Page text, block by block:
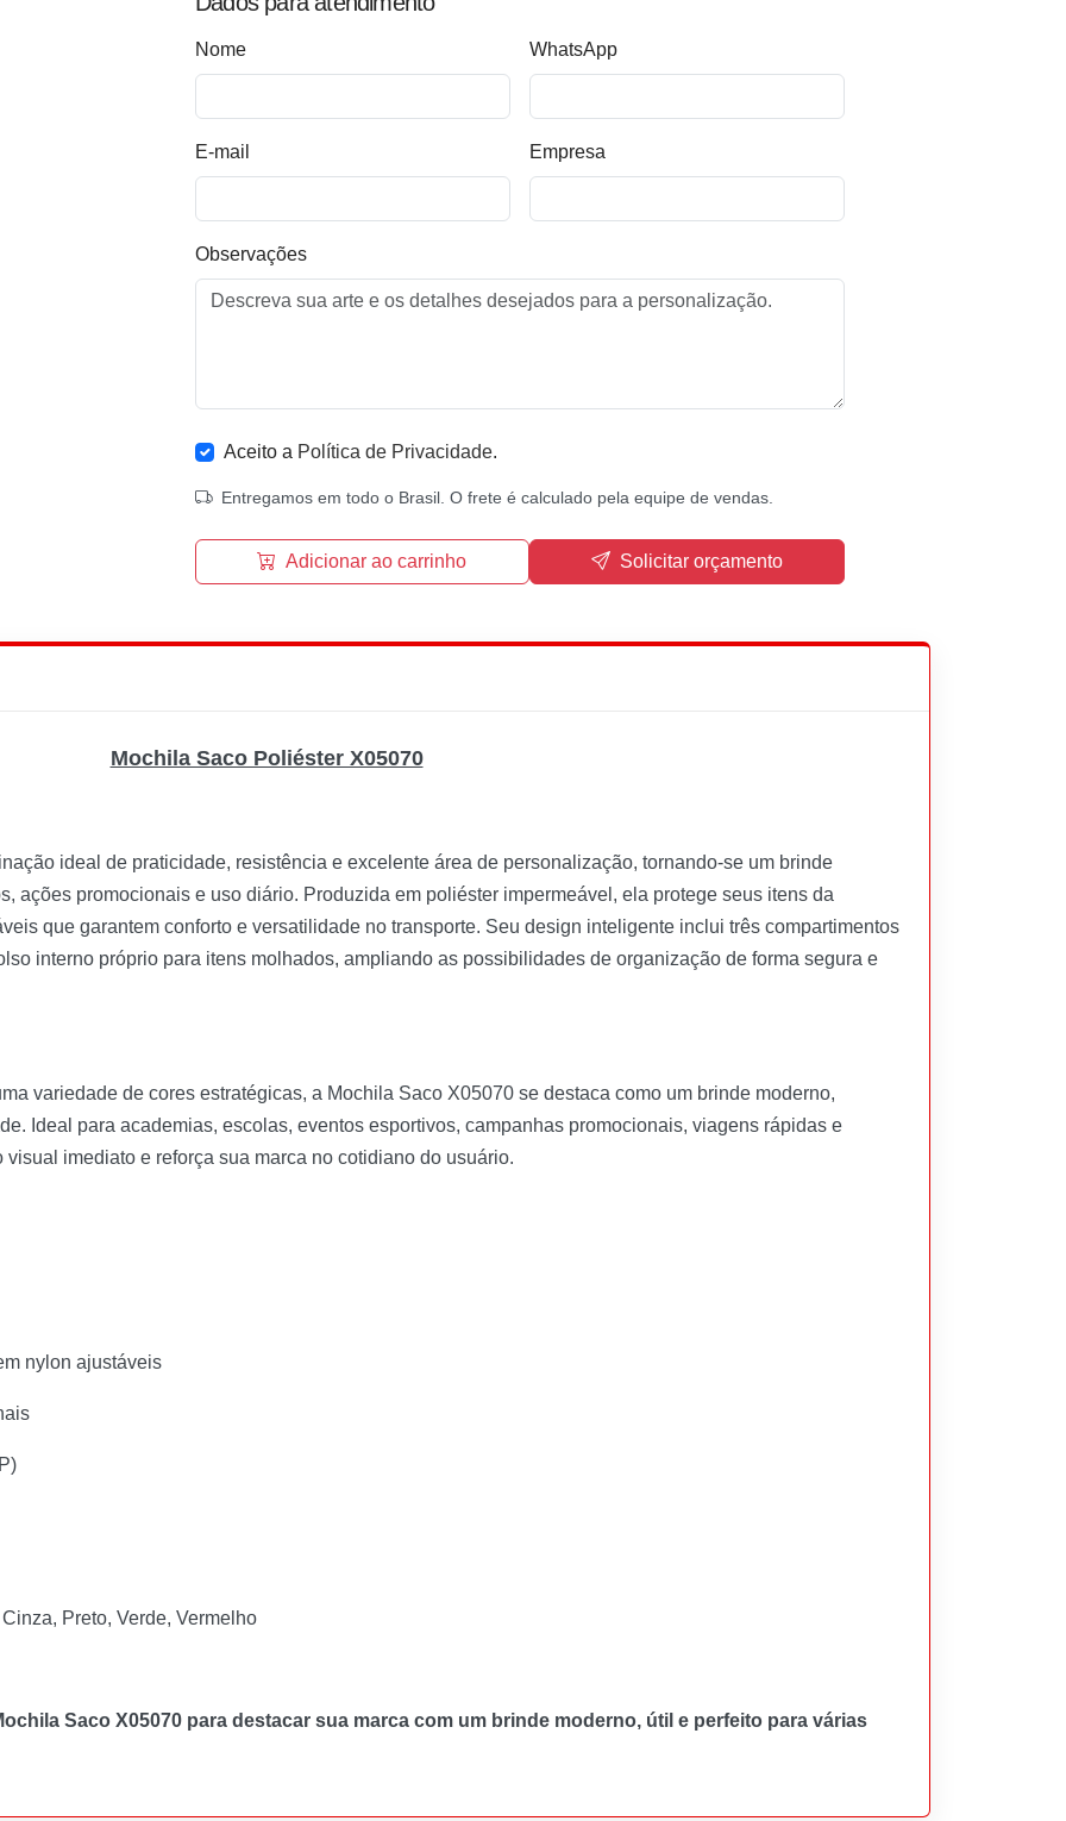
Nome WhatsApp
E-mail Empresa
Observações
Aceito a Política de Privacidade.
Entregamos em todo o Brasil. O frete é calculado pela equipe de vendas.
Adicionar ao carrinho Solicitar orçamento
Mochila Saco Poliéster X05070
ideal de praticidade, resistência e excelente área de personalização, tornando-se um brinde
ações promocionais e uso diário. Produzida em poliéster impermeável, ela protege seus itens da
que garantem conforto e versatilidade no transporte. Seu design inteligente inclui três compartimentos
interno próprio para itens molhados, ampliando as possibilidades de organização de forma segura e
variedade de cores estratégicas, a Mochila Saco X05070 se destaca como um brinde moderno,
Ideal para academias, escolas, eventos esportivos, campanhas promocionais, viagens rápidas e
imediato e reforça sua marca no cotidiano do usuário.
nylon ajustáveis
Preto, Verde, Vermelho
Saco X05070 para destacar sua marca com um brinde moderno, útil e perfeito para várias